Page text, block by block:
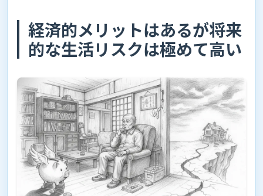
経済的メリットはあるが将来
的な生活リスクは極めて高い